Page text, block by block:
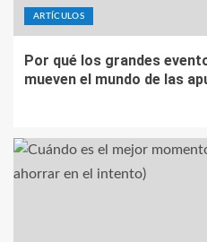
ARTÍCULOS
Por qué los grandes
mueven el mundo de las